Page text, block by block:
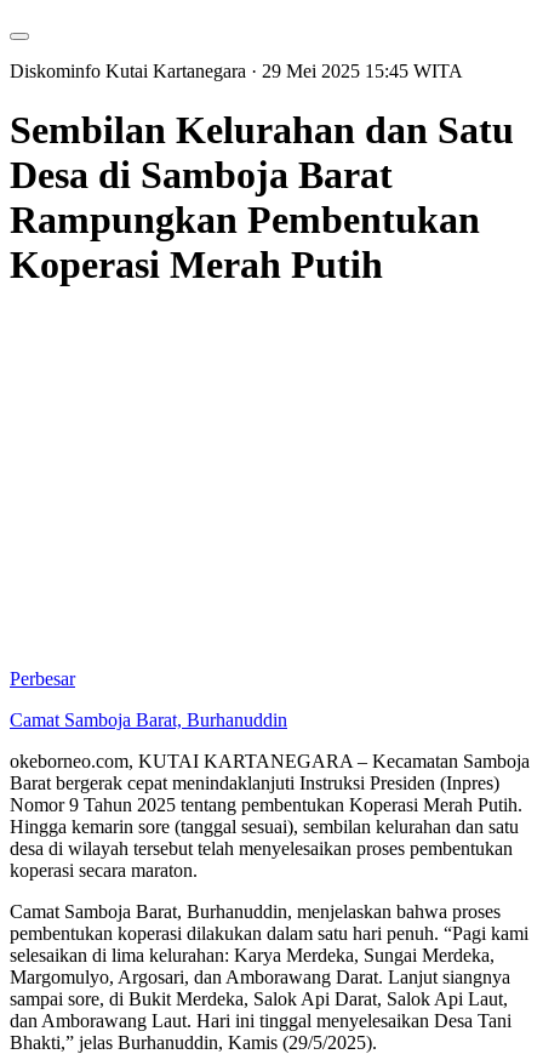
Diskominfo Kutai Kartanegara · 29 Mei 2025 15:45 WITA
Sembilan Kelurahan dan Satu
Desa di Samboja Barat
Rampungkan Pembentukan
Koperasi Merah Putih
Perbesar
Camat Samboja Barat, Burhanuddin
okeborneo.com, KUTAI KARTANEGARA – Kecamatan Samboja
Barat bergerak cepat menindaklanjuti Instruksi Presiden (Inpres)
Nomor 9 Tahun 2025 tentang pembentukan Koperasi Merah Putih.
Hingga kemarin sore (tanggal sesuai), sembilan kelurahan dan satu
desa di wilayah tersebut telah menyelesaikan proses pembentukan
koperasi secara maraton.
Camat Samboja Barat, Burhanuddin, menjelaskan bahwa proses
pembentukan koperasi dilakukan dalam satu hari penuh. “Pagi kami
selesaikan di lima kelurahan: Karya Merdeka, Sungai Merdeka,
Margomulyo, Argosari, dan Amborawang Darat. Lanjut siangnya
sampai sore, di Bukit Merdeka, Salok Api Darat, Salok Api Laut,
dan Amborawang Laut. Hari ini tinggal menyelesaikan Desa Tani
Bhakti,” jelas Burhanuddin, Kamis (29/5/2025).